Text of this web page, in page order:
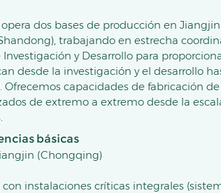
dos bases de producción en
trabajando en estrecha
y Desarrollo para
desde la investigación y el desarrollo
Ofrecemos capacidades de fabricación
de extremo a extremo desde la
básicas
(Chongqing)
instalaciones críticas integrales